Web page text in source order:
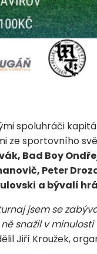
spoluhráči
ze sportovního
Bad Boy
Peter
a bývalí
jsem se
snažil v
Jiří Kroužek,